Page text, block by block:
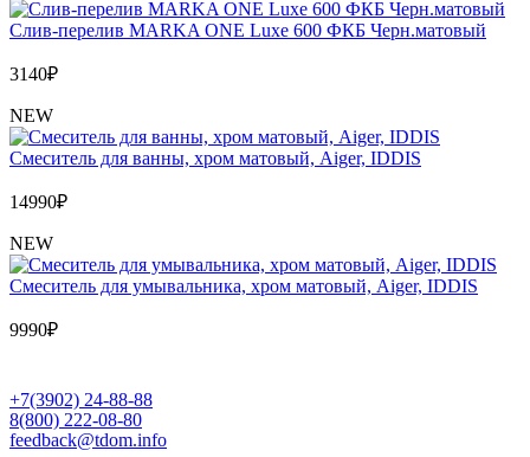
Слив-перелив MARKA ONE Luxe 600 ФКБ Черн.матовый
3140₽
NEW
Cмеситель для ванны, хром матовый, Aiger, IDDIS
14990₽
NEW
Cмеситель для умывальника, хром матовый, Aiger, IDDIS
9990₽
+7(3902) 24-88-88
8(800) 222-08-80
feedback@tdom.info